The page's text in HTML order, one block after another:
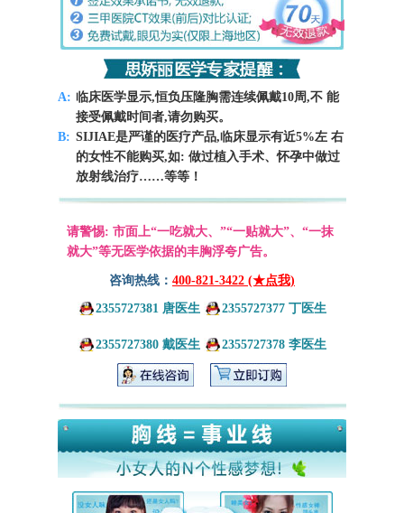
A: 临床医学显示,恒负压隆胸需连续佩戴10周,不 能
接受佩戴时间者,请勿购买。
B: SIJIAE是严谨的医疗产品,临床显示有近5%左 右
的女性不能购买,如: 做过植入手术、怀孕中做过
放射线治疗……等等！
请警惕: 市面上“一吃就大、”“一贴就大”、“一抹
就大”等无医学依据的丰胸浮夸广告。
咨询热线： 400-821-3422 (★点我)
2355727381 唐医生 2355727377 丁医生
2355727380 戴医生 2355727378 李医生